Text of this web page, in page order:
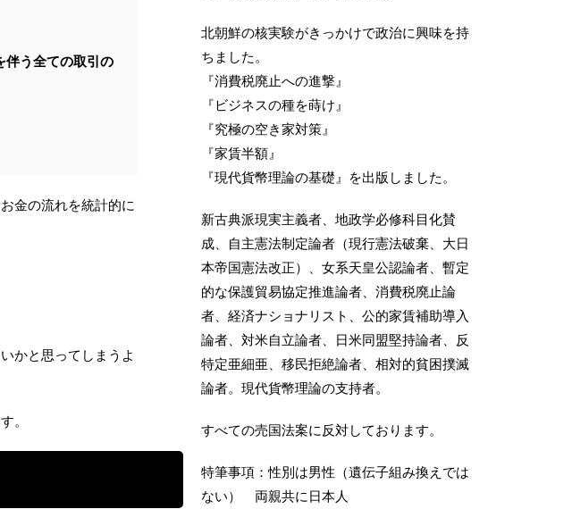
伴う全ての取引の
金の流れを統計的に
かと思ってしまうよ
。
北朝鮮の核実験がきっかけで政治に興味を持
ちました。
『消費税廃止への進撃』
『ビジネスの種を蒔け』
『究極の空き家対策』
『家賃半額』
『現代貨幣理論の基礎』を出版しました。
新古典派現実主義者、地政学必修科目化賛
成、自主憲法制定論者（現行憲法破棄、大日
本帝国憲法改正）、女系天皇公認論者、暫定
的な保護貿易協定推進論者、消費税廃止論
者、経済ナショナリスト、公的家賃補助導入
論者、対米自立論者、日米同盟堅持論者、反
特定亜細亜、移民拒絶論者、相対的貧困撲滅
論者。現代貨幣理論の支持者。
すべての売国法案に反対しております。
特筆事項：性別は男性（遺伝子組み換えでは
ない） 両親共に日本人